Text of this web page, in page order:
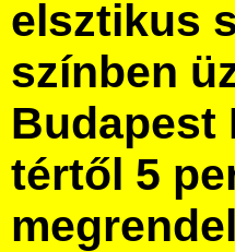
elsztikus
színben
Budapest
tértől 5